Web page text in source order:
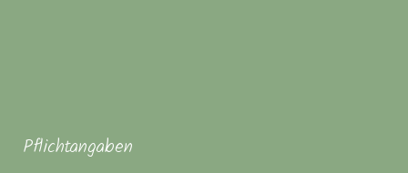
Pflichtangaben